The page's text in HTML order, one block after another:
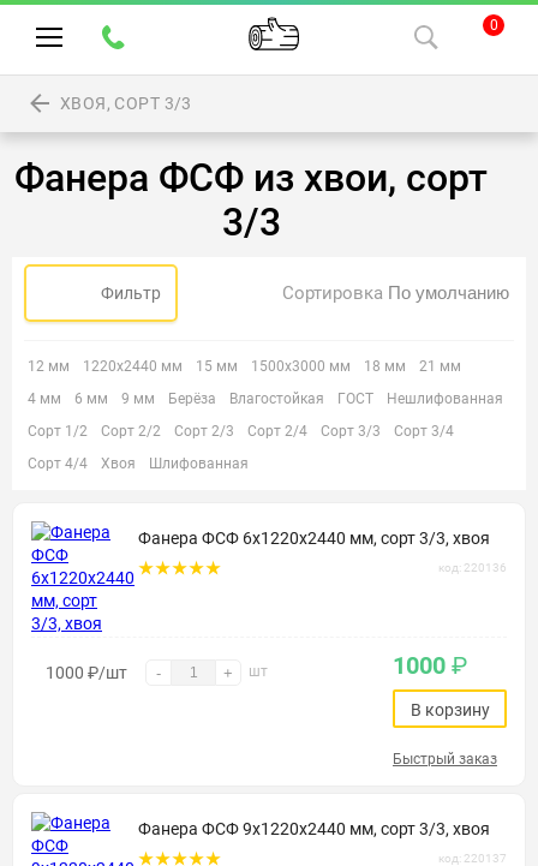
0
ХВОЯ, СОРТ 3/3
Фанера ФСФ из хвои, сорт
3/3
Фильтр Сортировка
12 мм 1220х2440 мм 15 мм 1500х3000 мм 18 мм
21 мм
4 мм
6 мм 9 мм Берёза Влагостойкая ГОСТ
Нешлифованная
Сорт 1/2
Сорт 2/2 Сорт 2/3 Сорт 2/4 Сорт 3/3
Сорт 3/4
Сорт 4/4
Хвоя Шлифованная
Фанера ФСФ 6х1220х2440 мм, сорт 3/3, хвоя
код: 220136
1000 ₽/шт - + шт 1000 ₽
В корзину
Быстрый заказ
Фанера ФСФ 9х1220х2440 мм, сорт 3/3, хвоя
код: 220137